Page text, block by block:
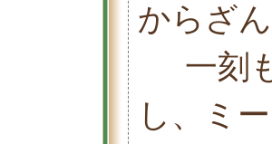
からざん
一刻
し、ミ